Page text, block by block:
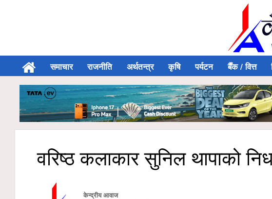
समाचार राजनीति अर्थतन्त्र कृषि पर्यटन बैँक / वित्त
वरिष्ठ कलाकार सुनिल थापाको
केन्द्रीय आवाज